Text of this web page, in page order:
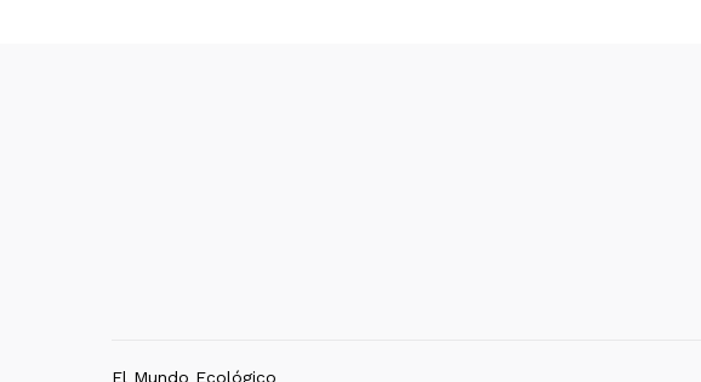
El Mundo Ecológico